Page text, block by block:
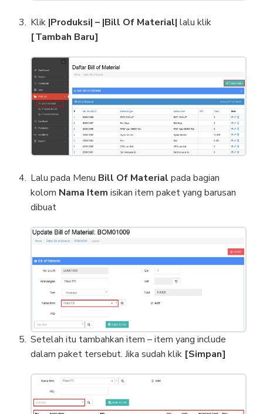
Klik |Produksi| – |Bill Of Material| lalu klik
[Tambah Baru]
Lalu pada Menu Bill Of Material pada bagian
kolom Nama Item isikan item paket yang barusan
dibuat
Setelah itu tambahkan item – item yang include
dalam paket tersebut. Jika sudah klik [Simpan]